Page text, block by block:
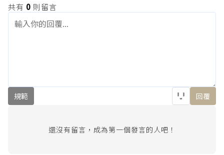
共有 0 則留言
規範 回覆
還沒有留言，成為第一個發言的人吧！